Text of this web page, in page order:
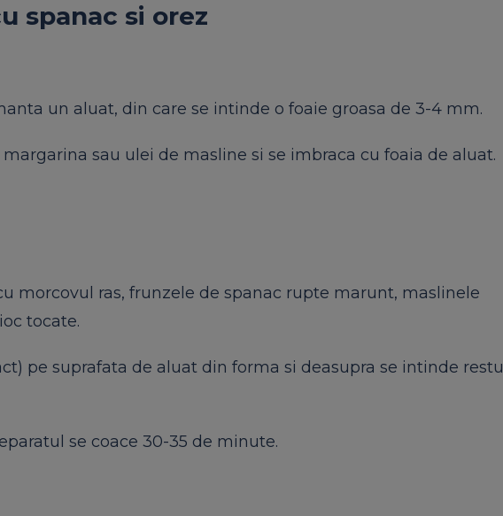
spanac si orez
un aluat, din care se intinde o foaie groasa de 3-4 mm.
sau ulei de masline si se imbraca cu foaia de aluat.
morcovul ras, frunzele de spanac rupte marunt, maslinele
tocate.
pe suprafata de aluat din forma si deasupra se intinde restul
se coace 30-35 de minute.